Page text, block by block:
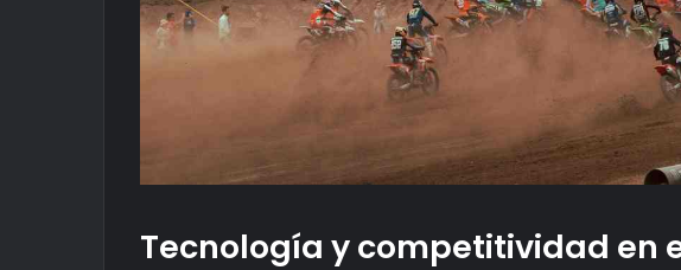
Tecnología y competitividad en